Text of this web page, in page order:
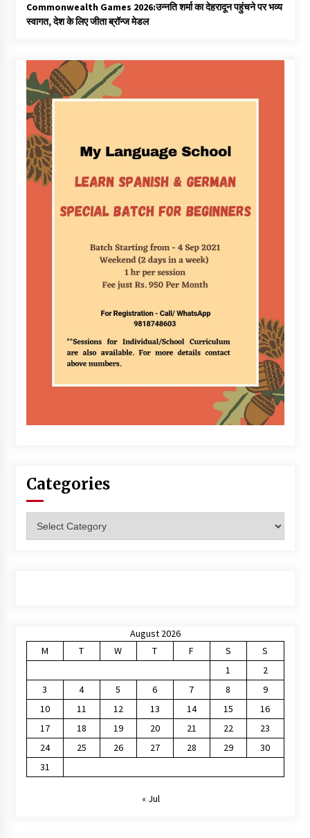
Commonwealth Games 2026:उन्नति शर्मा का देहरादून पहुंचने पर भव्य
स्वागत, देश के लिए जीता ब्रॉन्ज मेडल
Categories
August 2026
M
T W T F S
S
1
2
3
4 5 6 7 8
9
10
11 12 13 14 15
16
17
18 19 20 21 22
23
24
25 26 27 28 29
30
31
« Jul